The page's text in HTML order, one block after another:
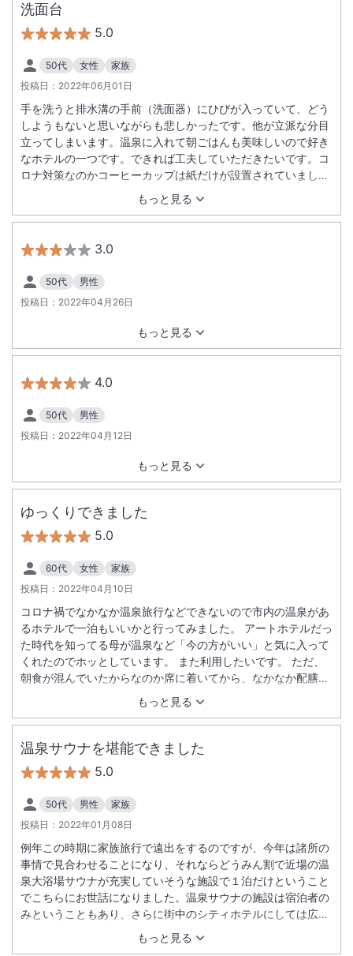
洗面台
5.0
50代 女性
家族
投稿日： 2022年06月01日
もっと見る
手を洗うと排水溝の手前（洗面器）にひびが入っていて、どう
しようもないと思いながらも悲しかったです。他が立派な分目
立ってしまいます。温泉に入れて朝ごはんも美味しいので好き
なホテルの一つです。できれば工夫していただきたいです。コ
ロナ対策なのかコーヒーカップは紙だけが設置されていまし
た。陶器のほうがおいしく感じるのは私だけ？朝の和食に肉じ
ゃががありましたが、少し重たく感じます。朝はあっさりがう
れしいです。またお世話になりたいのでよろしくお願いいたし
ます。
3.0
50代
男性
投稿日： 2022年04月26日
もっと見る
4.0
50代
男性
投稿日： 2022年04月12日
もっと見る
ゆっくりできました
5.0
60代 女性
家族
投稿日： 2022年04月10日
もっと見る
コロナ禍でなかなか温泉旅行などできないので市内の温泉があ
るホテルで一泊もいいかと行ってみました。 アートホテルだっ
た時代を知ってる母が温泉など「今の方がいい」と気に入って
くれたのでホッとしています。 また利用したいです。 ただ、
朝食が混んでいたからなのか席に着いてから、なかなか配膳さ
れませんでした。 さらに私のお味噌汁には普通に具が入ってま
したが、母のお味噌汁にはひとかけらの具しかなかったのはな
ぜ？
温泉サウナを堪能できました
5.0
50代 男性
家族
投稿日： 2022年01月08日
もっと見る
例年この時期に家族旅行で遠出をするのですが、今年は諸所の
事情で見合わせることになり、それならどうみん割で近場の温
泉大浴場サウナが充実していそうな施設で１泊だけということ
でこちらにお世話になりました。温泉サウナの施設は宿泊者の
みということもあり、さらに街中のシティホテルにしては広く
チェックイン後就寝するまでのほとんどの時間で満喫させてい
ただきました。途中、大きい内湯で若めの親が子ども５人くら